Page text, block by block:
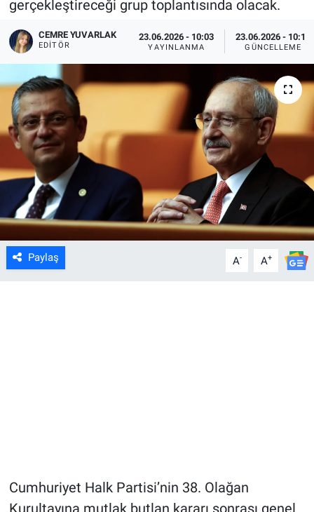
gerçekleştireceği grup toplantısında olacak.
CEMRE YUVARLAK
EDITÖR
23.06.2026 - 10:03
YAYINLANMA
23.06.2026 - 10:17
GÜNCELLEME
Paylaş A- A+
Cumhuriyet Halk Partisi’nin 38. Olağan